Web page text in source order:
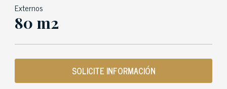
Externos
80 m2
SOLICITE INFORMACIÓN